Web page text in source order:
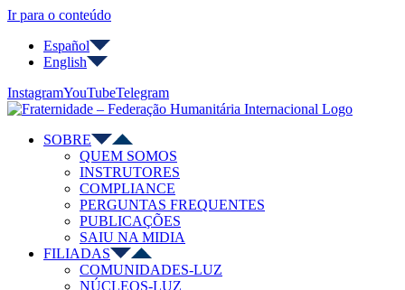
Ir para o conteúdo
Español
English
InstagramYouTubeTelegram
SOBRE
QUEM SOMOS
INSTRUTORES
COMPLIANCE
PERGUNTAS FREQUENTES
PUBLICAÇÕES
SAIU NA MIDIA
FILIADAS
COMUNIDADES-LUZ
NÚCLEOS-LUZ